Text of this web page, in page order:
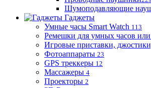
Шумоподавляющие
Гаджеты
Умные часы Smart Watch 113
Ремешки для умных часов или
Игровые приставки,
Фотоаппараты 23
GPS треккеры 12
Массажеры 4
Проекторы 2